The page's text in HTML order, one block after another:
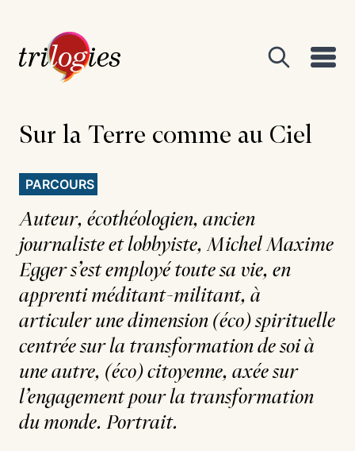
Sur la Terre comme au Ciel
PARCOURS
Auteur, écothéologien, ancien
journaliste et lobbyiste, Michel Maxime
Egger s’est employé toute sa vie, en
apprenti méditant-militant, à
articuler une dimension (éco) spirituelle
centrée sur la transformation de soi à
une autre, (éco) citoyenne, axée sur
l’engagement pour la transformation
du monde. Portrait.